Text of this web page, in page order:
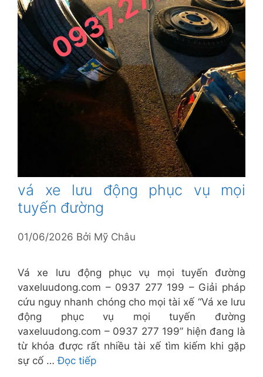
vá xe lưu động phục vụ mọi
tuyến đường
01/06/2026 Bởi Mỹ Châu
Vá xe lưu động phục vụ mọi tuyến đường
vaxeluudong.com – 0937 277 199 – Giải pháp
cứu nguy nhanh chóng cho mọi tài xế “Vá xe lưu
động phục vụ mọi tuyến đường
vaxeluudong.com – 0937 277 199” hiện đang là
từ khóa được rất nhiều tài xế tìm kiếm khi gặp
sự cố …Đọc tiếp